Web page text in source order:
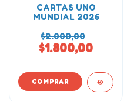
CARTAS UNO
MUNDIAL 2026
$2.000,00
$1.800,00